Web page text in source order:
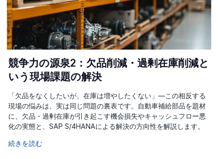
競争力の源泉2：欠品削減・過剰在庫削減と
いう現場課題の解決
「欠品をなくしたいが、在庫は増やしたくない」—この相反する
現場の悩みは、実は同じ問題の裏表です。自動車補給部品を題材
に、欠品・過剰在庫が引き起こす機会損失やキャッシュフロー悪
化の実態と、SAP S/4HANAによる解決の方向性を解説します。
続きを読む